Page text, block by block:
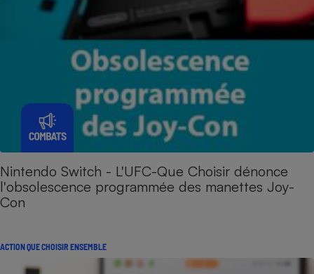
Nintendo Switch - L'UFC-Que Choisir dénonce
l'obsolescence programmée des manettes Joy-
Con
ACTION QUE CHOISIR ENSEMBLE